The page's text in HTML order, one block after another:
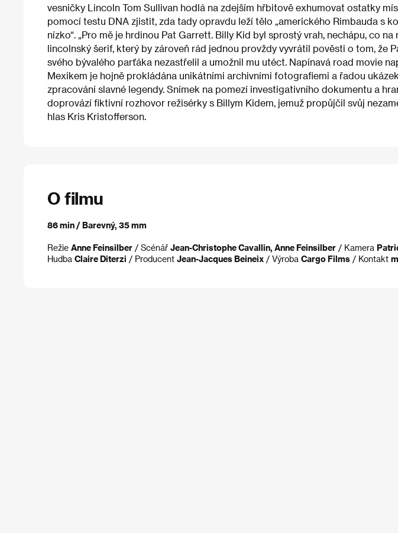
vesničky Lincoln Tom Sullivan hodlá na zdejším hřbitově exhumovat ostatky
pomocí testu DNA zjistit, zda tady opravdu leží tělo „amerického Rimbauda s
nízko“. „Pro mě je hrdinou Pat Garrett. Billy Kid byl sprostý vrah, nechápu, co na
lincolnský šerif, který by zároveň rád jednou provždy vyvrátil pověsti o tom, že
svého bývalého parťáka nezastřelil a umožnil mu utéct. Napínavá road movie
Mexikem je hojně prokládána unikátními archivními fotografiemi a řadou
zpracování slavné legendy. Snímek na pomezí investigativního dokumentu a
doprovází fiktivní rozhovor režisérky s Billym Kidem, jemuž propůjčil svůj
hlas Kris Kristofferson.
O filmu
86 min / Barevný, 35 mm
Režie Anne Feinsilber / Scénář Jean-Christophe Cavallin, Anne Feinsilber / Kamera
Hudba Claire Diterzi / Producent Jean-Jacques Beineix / Výroba Cargo Films / Kontakt